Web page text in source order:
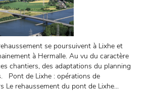
se poursuivent à Lixhe et
à Hermalle. Au vu du caractère
chantiers, des adaptations du planning
Pont de Lixhe : opérations de
Le rehaussement du pont de Lixhe...